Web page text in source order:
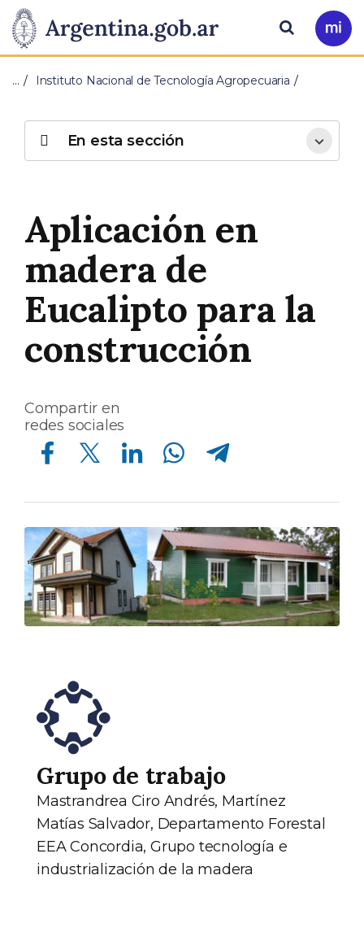
Presidencia
de
Nación
Pasar al contenido principal
Ir
a
Buscar
… Instituto Nacional de Tecnología Agropecuaria
Aplicación en
madera de
Eucalipto para la
construcción
Compartir en
redes sociales
Compartir en Facebook Compartir en Twitter Compartir en Linkedin Compartir en Whatsapp Compartir en Telegram
Grupo de trabajo
Mastrandrea Ciro Andrés, Martínez
Matías Salvador, Departamento Forestal
EEA Concordia, Grupo tecnología e
industrialización de la madera
En esta sección